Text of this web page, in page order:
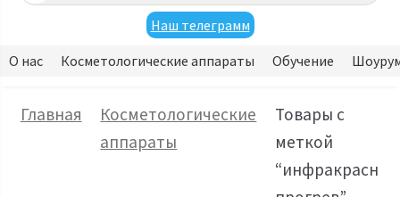
Наш телеграмм
О нас Косметологические аппараты Обучение
Главная
Косметологические
аппараты
Товары с
меткой
“инфракрасный